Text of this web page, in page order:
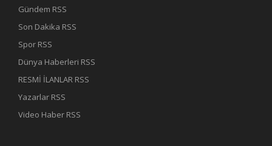
Gündem RSS
Son Dakika RSS
Spor RSS
Dünya Haberleri RSS
RESMİ İLANLAR RSS
Yazarlar RSS
Video Haber RSS